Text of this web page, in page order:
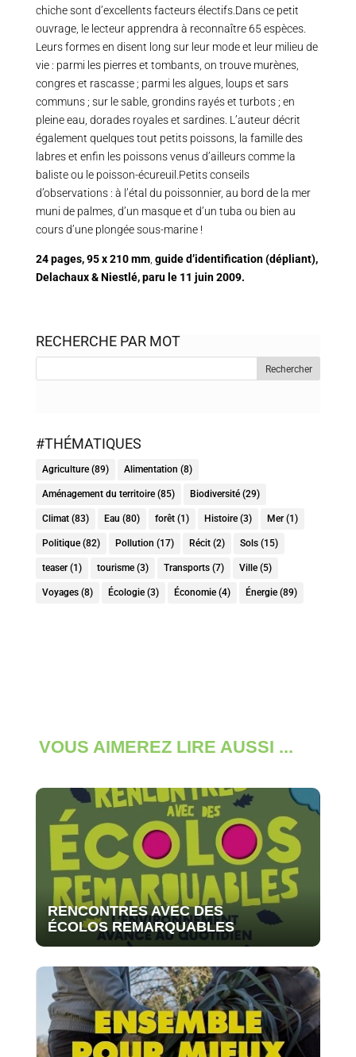
chiche sont d’excellents facteurs électifs.Dans ce petit
ouvrage, le lecteur apprendra à reconnaître 65 espèces.
Leurs formes en disent long sur leur mode et leur milieu de
vie : parmi les pierres et tombants, on trouve murènes,
congres et rascasse ; parmi les algues, loups et sars
communs ; sur le sable, grondins rayés et turbots ; en
pleine eau, dorades royales et sardines. L’auteur décrit
également quelques tout petits poissons, la famille des
labres et enfin les poissons venus d’ailleurs comme la
baliste ou le poisson-écureuil.Petits conseils
d’observations : à l’étal du poissonnier, au bord de la mer
muni de palmes, d’un masque et d’un tuba ou bien au
cours d’une plongée sous-marine !
24 pages,95 x 210 mm, guide d’identification (dépliant),
Delachaux & Niestlé,paru le 11 juin 2009.
RECHERCHE PAR MOT
#THÉMATIQUES
Agriculture(89) Alimentation (8)
Aménagement du territoire(85) Biodiversité(29)
Climat(83) Eau (80) forêt(1) Histoire(3) Mer(1)
Politique(82) Pollution (17) Récit(2) Sols(15)
teaser(1) tourisme(3) Transports(7) Ville(5)
Voyages(8) Écologie(3) Économie(4) Énergie(89)
VOUS AIMEREZ LIRE AUSSI ...
RENCONTRES AVEC DES
ÉCOLOS REMARQUABLES